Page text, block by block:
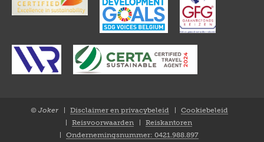
© Joker
Disclaimer en privacybeleid
Cookiebeleid
Reisvoorwaarden
Reiskantoren
Ondernemingsnummer: 0421.988.897